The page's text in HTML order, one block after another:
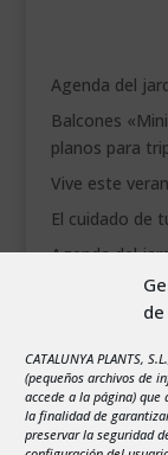
CATALUNYA PLANTS,
(pequeños archivos de
accede a la página) que
la finalidad de
preservar la seguridad
Agenda del
Balcones
planos para
Vive este
El cuidado de
Agenda del
3
4
10
11